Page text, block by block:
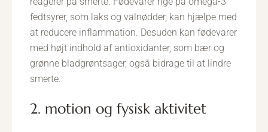
fedtsyrer, som laks og valnødder, kan hjælpe med
at reducere inflammation. Desuden kan fødevarer
med højt indhold af antioxidanter, som bær og
grønne bladgrøntsager, også bidrage til at lindre
smerte.
2. motion og fysisk aktivitet